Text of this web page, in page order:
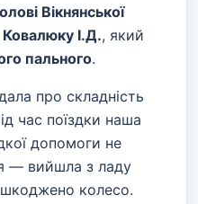
Вікнянської
Ковалюку І.Д., який
пального.
про складність
час поїздки наша
допомоги не
— вийшла з ладу
колесо.